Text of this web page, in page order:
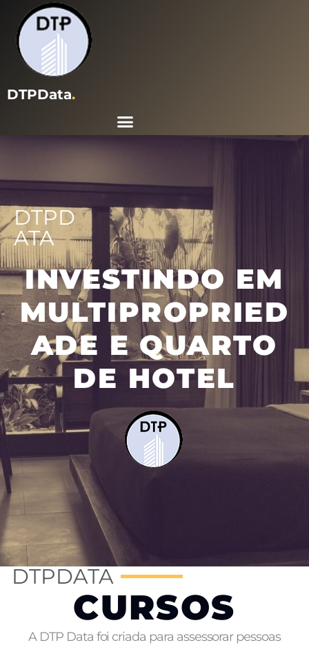
DTPData.
DTPD
ATA
INVESTINDO EM
MULTIPROPRIED
ADE E QUARTO
DE HOTEL
DTPDATA
CURSOS
A DTP Data foi criada para assessorar pessoas